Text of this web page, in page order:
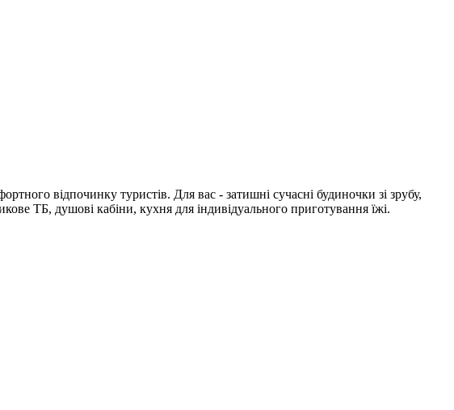
відпочинку туристів. Для вас - затишні сучасні будиночки зі зрубу,
ТБ, душові кабіни, кухня для індивідуального приготування їжі.